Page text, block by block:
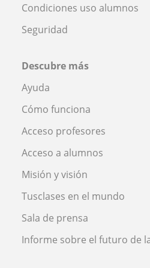
Condiciones uso alumnos
Seguridad
Descubre más
Ayuda
Cómo funciona
Acceso profesores
Acceso a alumnos
Misión y visión
Tusclases en el mundo
Sala de prensa
Informe sobre el futuro de